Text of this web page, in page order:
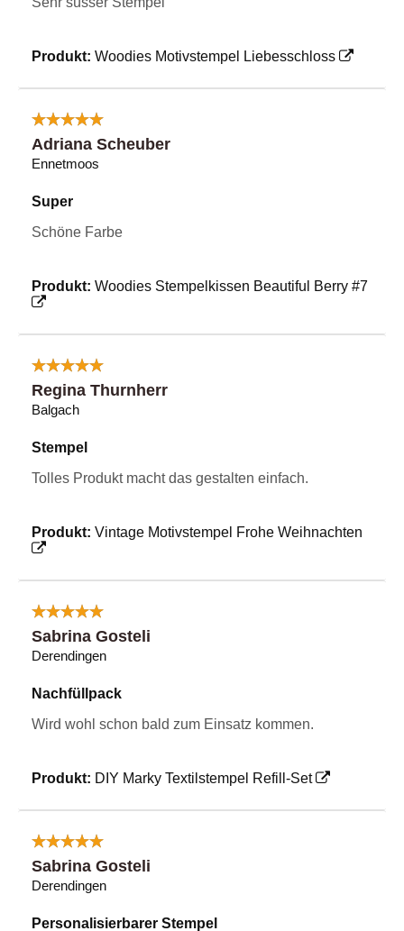
Produkt: Woodies Motivstempel Liebesschloss
Adriana Scheuber
Ennetmoos
Super
Schöne Farbe
Produkt: Woodies Stempelkissen Beautiful Berry #7
Regina Thurnherr
Balgach
Stempel
Tolles Produkt macht das gestalten einfach.
Produkt: Vintage Motivstempel Frohe Weihnachten
Sabrina Gosteli
Derendingen
Nachfüllpack
Wird wohl schon bald zum Einsatz kommen.
Produkt: DIY Marky Textilstempel Refill-Set
Sabrina Gosteli
Derendingen
Personalisierbarer Stempel